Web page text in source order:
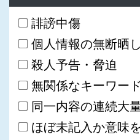
誹謗中傷
個人情報の無断晒し
殺人予告・脅迫
無関係なキーワー
同一内容の連続大
ほぼ未記入か意味